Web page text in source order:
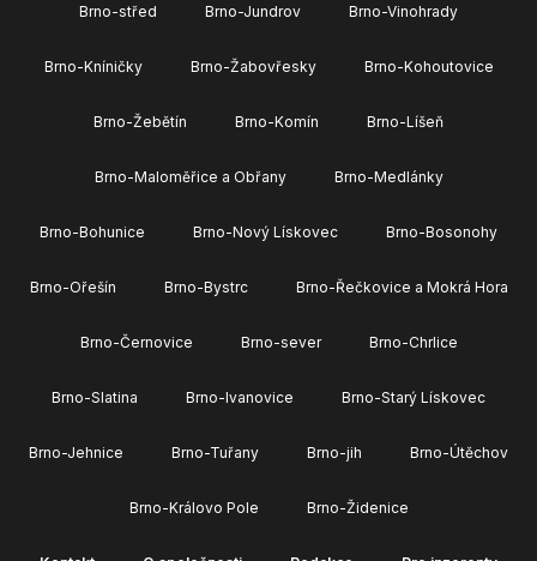
Brno-střed Brno-Jundrov Brno-Vinohrady
Brno-Kníničky Brno-Žabovřesky Brno-Kohoutovice
Brno-Žebětín Brno-Komín Brno-Líšeň
Brno-Maloměřice a Obřany Brno-Medlánky
Brno-Bohunice Brno-Nový Lískovec Brno-Bosonohy
Brno-Ořešín Brno-Bystrc Brno-Řečkovice a Mokrá Hora
Brno-Černovice Brno-sever Brno-Chrlice
Brno-Slatina Brno-Ivanovice Brno-Starý Lískovec
Brno-Jehnice Brno-Tuřany Brno-jih Brno-Útěchov
Brno-Královo Pole Brno-Židenice